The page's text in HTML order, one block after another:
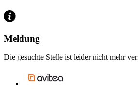
Meldung
Die gesuchte Stelle ist leider nicht mehr